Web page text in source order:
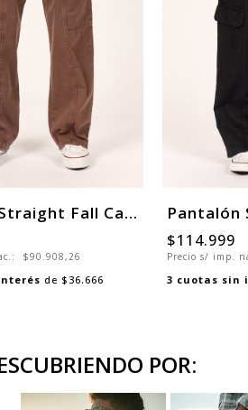
Pantalón Straight Fall Cargo Woman
$90.908,26
de $36.666
$114.999
Precio s/ imp.
3 cuotas sin
POR: